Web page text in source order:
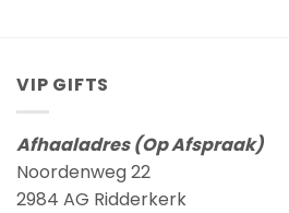
VIP GIFTS
Afhaaladres (Op Afspraak)
Noordenweg 22
2984 AG Ridderkerk